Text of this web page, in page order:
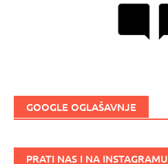
GOOGLE OGLAŠAVNJE
PRATI NAS I NA INSTAGRAMU